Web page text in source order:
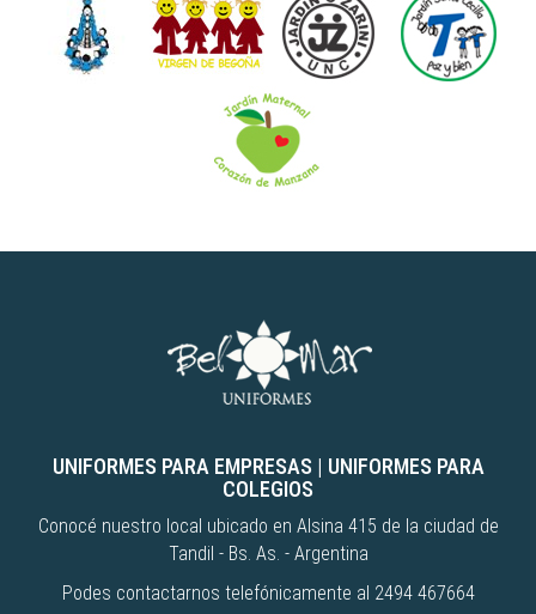
UNIFORMES PARA EMPRESAS | UNIFORMES PARA
COLEGIOS
Conocé nuestro local ubicado en Alsina 415 de la ciudad de
Tandil - Bs. As. - Argentina
Podes contactarnos telefónicamente al 2494 467664